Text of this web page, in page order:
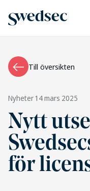
Till översikten
Nyheter14 mars 2025
Nytt
för